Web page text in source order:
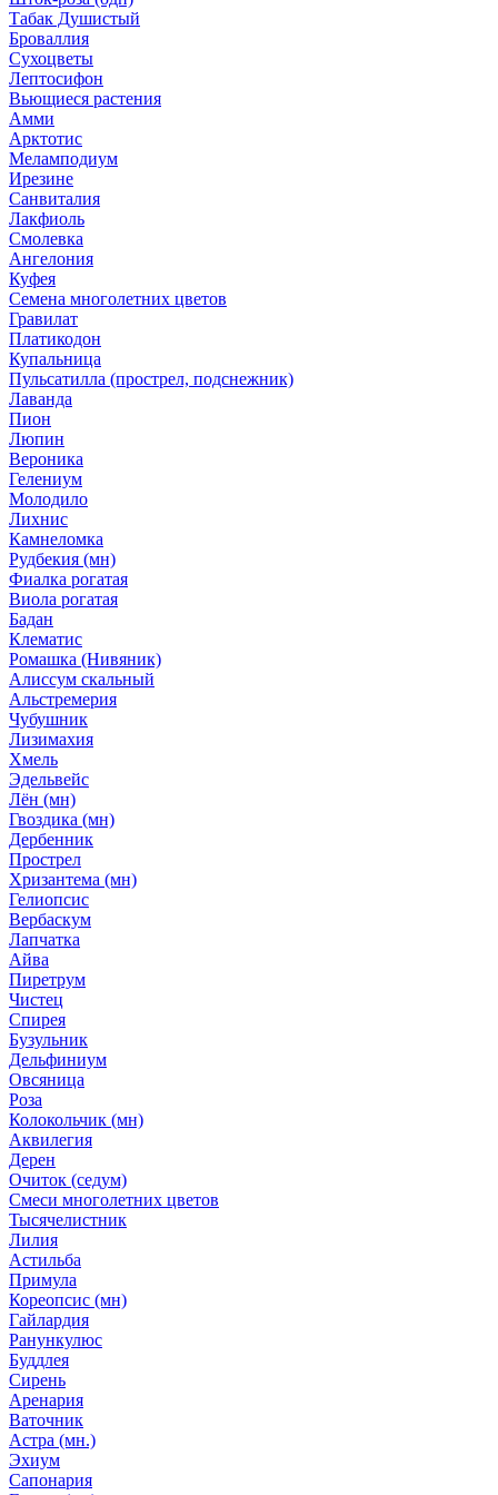
Табак Душистый
Броваллия
Сухоцветы
Лептосифон
Вьющиеся растения
Амми
Арктотис
Меламподиум
Ирезине
Санвиталия
Лакфиоль
Смолевка
Ангелония
Куфея
Семена многолетних цветов
Гравилат
Платикодон
Купальница
Пульсатилла (прострел, подснежник)
Лаванда
Пион
Люпин
Вероника
Гелениум
Молодило
Лихнис
Камнеломка
Рудбекия (мн)
Фиалка рогатая
Виола рогатая
Бадан
Клематис
Ромашка (Нивяник)
Алиссум скальный
Альстремерия
Чубушник
Лизимахия
Хмель
Эдельвейс
Лён (мн)
Гвоздика (мн)
Дербенник
Прострел
Хризантема (мн)
Гелиопсис
Вербаскум
Лапчатка
Айва
Пиретрум
Чистец
Спирея
Бузульник
Дельфиниум
Овсяница
Роза
Колокольчик (мн)
Аквилегия
Дерен
Очиток (седум)
Смеси многолетних цветов
Тысячелистник
Лилия
Астильба
Примула
Кореопсис (мн)
Гайлардия
Ранункулюс
Буддлея
Сирень
Аренария
Ваточник
Астра (мн.)
Эхиум
Сапонария